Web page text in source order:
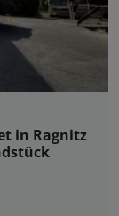
in Ragnitz